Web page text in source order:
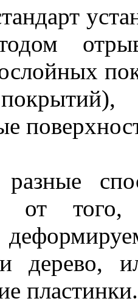
разные
от
и дерево,
пластинки.